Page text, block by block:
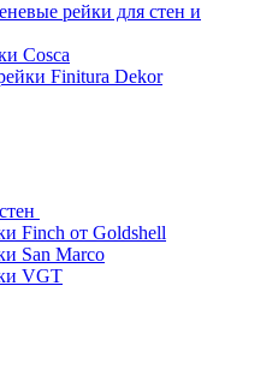
рейки для стен и
Cosca
Finitura Dekor
Finch от Goldshell
San Marco
VGT